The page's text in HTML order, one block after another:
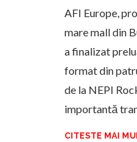
AFI Europe,
mare mall din
a finalizat
format din
de la NEPI
importantă
CITESTE MAI